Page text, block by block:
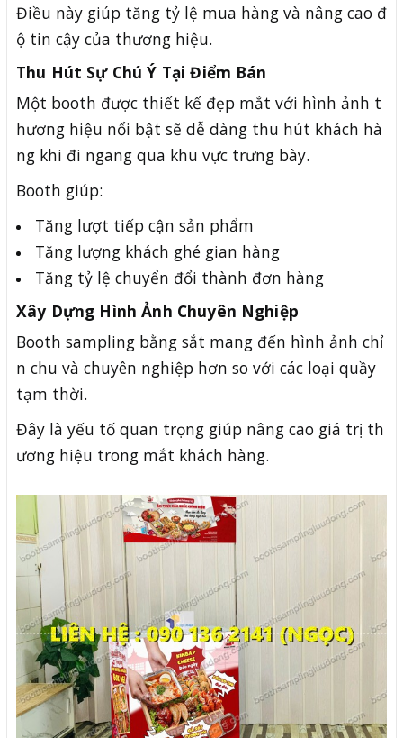
Điều này giúp tăng tỷ lệ mua hàng và nâng cao đ
ộ tin cậy của thương hiệu.
Thu Hút Sự Chú Ý Tại Điểm Bán
Một booth được thiết kế đẹp mắt với hình ảnh t
hương hiệu nổi bật sẽ dễ dàng thu hút khách hà
ng khi đi ngang qua khu vực trưng bày.
Booth giúp:
Tăng lượt tiếp cận sản phẩm
Tăng lượng khách ghé gian hàng
Tăng tỷ lệ chuyển đổi thành đơn hàng
Xây Dựng Hình Ảnh Chuyên Nghiệp
Booth sampling bằng sắt mang đến hình ảnh chỉ
n chu và chuyên nghiệp hơn so với các loại quầy
tạm thời.
Đây là yếu tố quan trọng giúp nâng cao giá trị th
ương hiệu trong mắt khách hàng.